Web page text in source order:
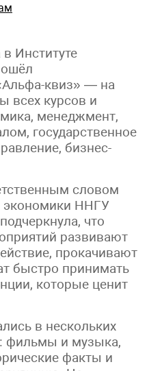
Институте
квиз» — на
всех курсов и
менеджмент,
государственное
бизнес-
словом
экономики ННГУ
что
развивают
прокачивают
быстро принимать
которые ценит
в нескольких
фильмы и музыка,
факты и